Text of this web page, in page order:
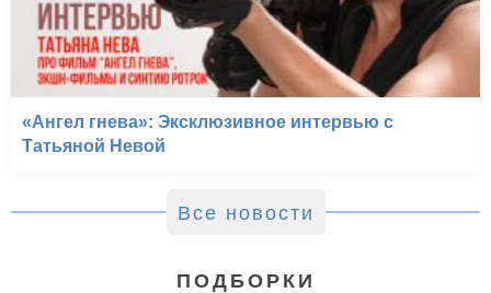
«Ангел гнева»: Эксклюзивное интервью с
Татьяной Невой
Все новости
ПОДБОРКИ